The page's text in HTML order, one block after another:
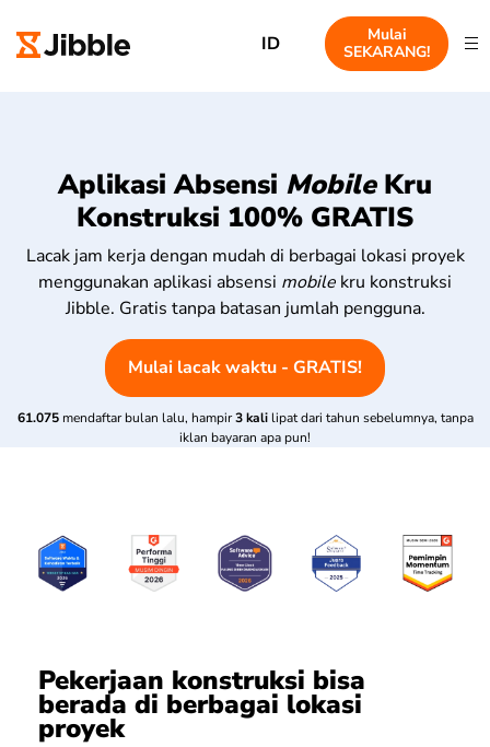
ID
Mulai
SEKARANG!
Aplikasi Absensi MobileKru
Konstruksi 100% GRATIS
Lacak jam kerja dengan mudah di berbagai lokasi proyek
menggunakan aplikasi absensi mobile kru konstruksi
Jibble. Gratis tanpa batasan jumlah pengguna.
Mulai lacak waktu - GRATIS!
61.075 mendaftar bulan lalu, hampir 3 kali lipat dari tahun sebelumnya, tanpa
iklan bayaran apa pun!
Pekerjaan konstruksi bisa
berada di berbagai lokasi
proyek